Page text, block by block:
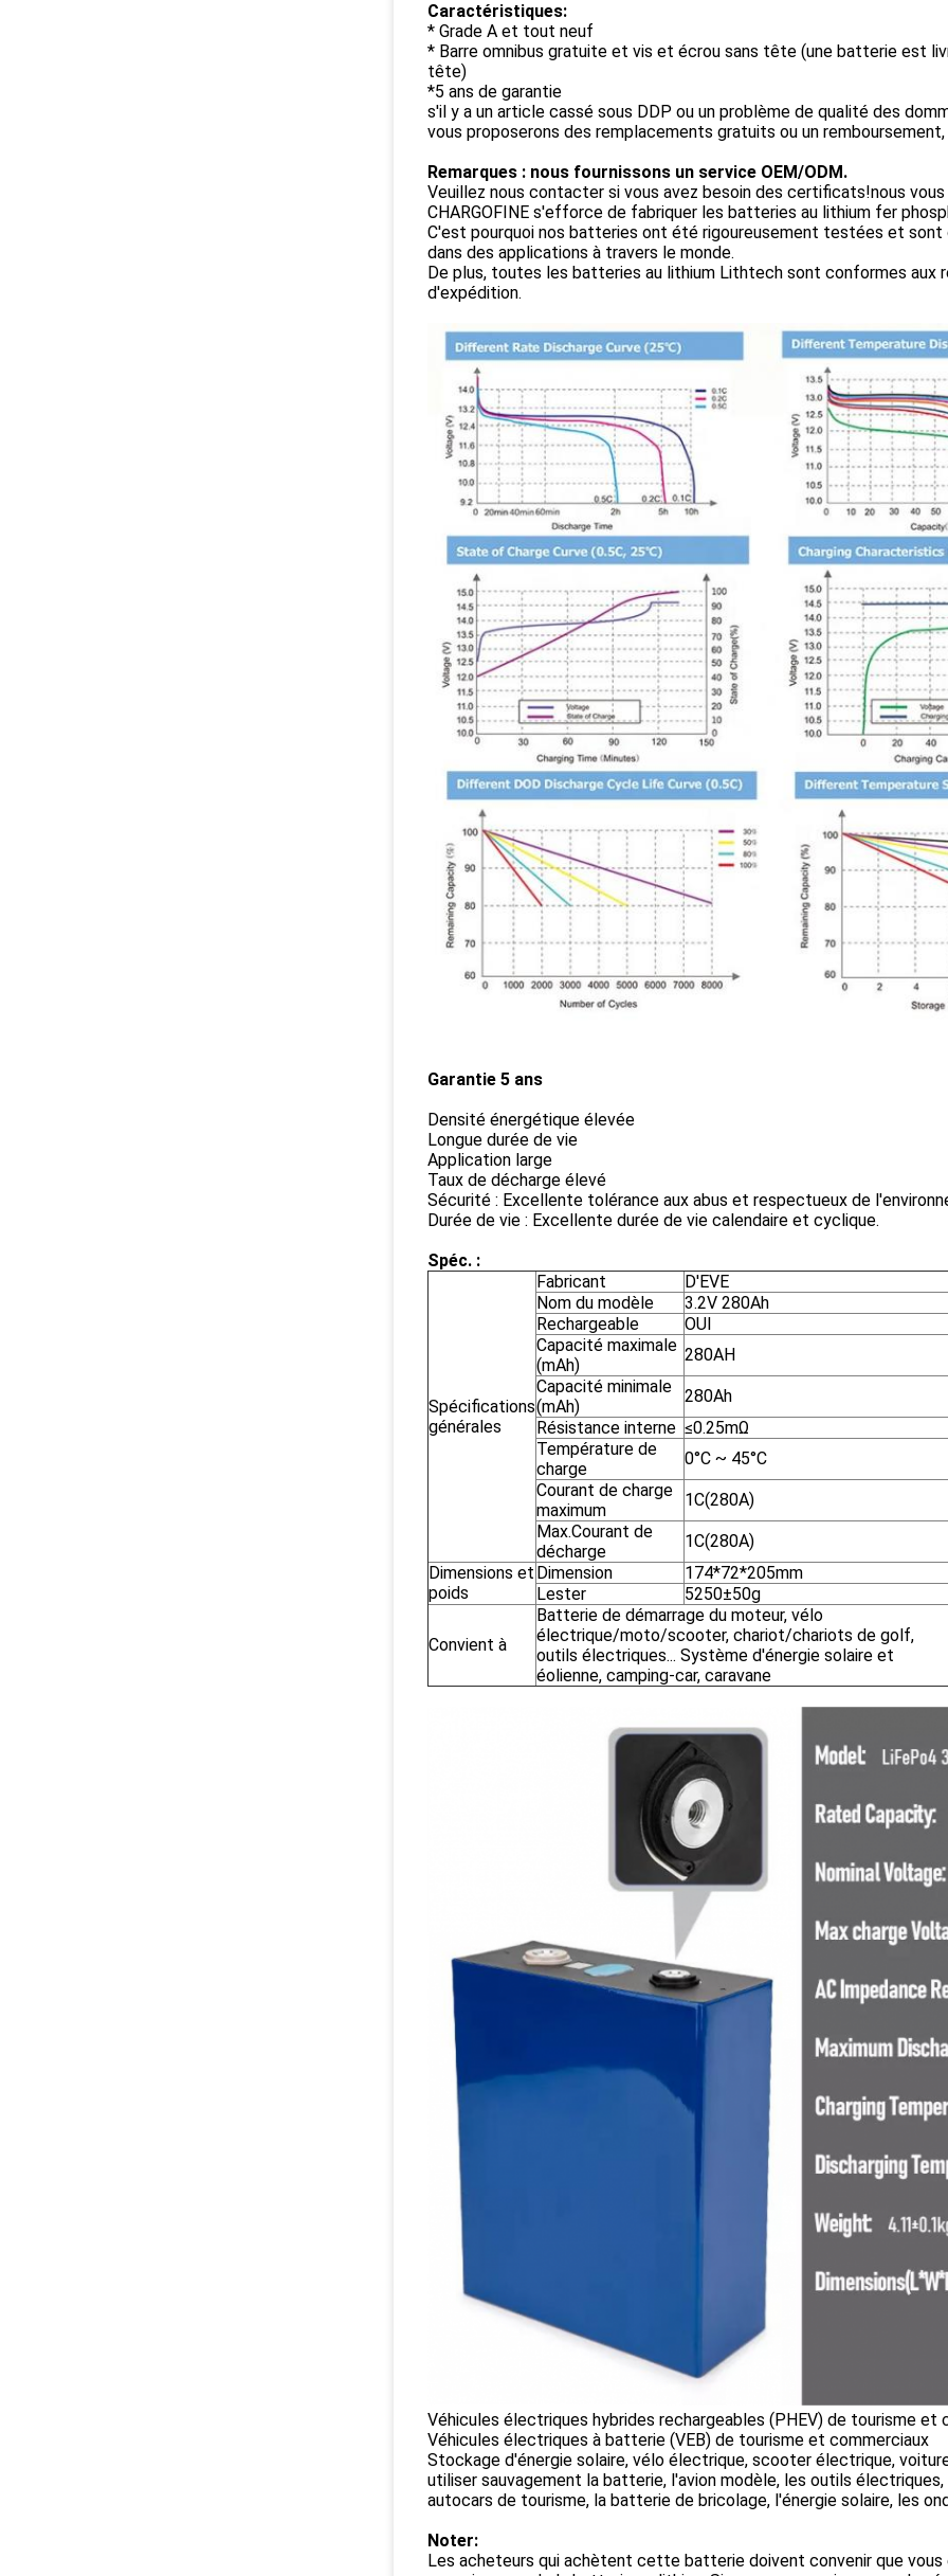
Caractéristiques:
* Grade A et tout neuf
* Barre omnibus gratuite et vis et écrou sans tête (une batterie est
tête)
*5 ans de garantie
s'il y a un article cassé sous DDP ou un problème de qualité des
vous proposerons des remplacements gratuits ou un
Remarques : nous fournissons un service OEM/ODM.
Veuillez nous contacter si vous avez besoin des certificats!nous vous
CHARGOFINE s'efforce de fabriquer les batteries au lithium fer
C'est pourquoi nos batteries ont été rigoureusement testées et
dans des applications à travers le monde.
De plus, toutes les batteries au lithium Lithtech sont conformes aux
d'expédition.
Garantie 5 ans
Densité énergétique élevée
Longue durée de vie
Application large
Taux de décharge élevé
Sécurité : Excellente tolérance aux abus et respectueux de
Durée de vie : Excellente durée de vie calendaire et cyclique.
Spéc. :
Spécifications
générales
Fabricant
D'EVE
Nom du modèle
3.2V 280Ah
Rechargeable
OUI
Capacité maximale
(mAh)
280AH
Capacité minimale
(mAh)
280Ah
Résistance interne ≤0.25mΩ
Température de
charge
0°C ~ 45°C
Courant de charge
maximum
1C(280A)
Max.Courant de
décharge
1C(280A)
Dimensions et
poids
Dimension
174*72*205mm
Lester
5250±50g
Convient à
Batterie de démarrage du moteur, vélo
électrique/moto/scooter, chariot/chariots de golf,
outils électriques... Système d'énergie solaire et
éolienne, camping-car, caravane
Véhicules électriques hybrides rechargeables (PHEV) de tourisme et
Véhicules électriques à batterie (VEB) de tourisme et commerciaux
Stockage d'énergie solaire, vélo électrique, scooter électrique,
utiliser sauvagement la batterie, l'avion modèle, les outils
autocars de tourisme, la batterie de bricolage, l'énergie solaire, les
Noter:
Les acheteurs qui achètent cette batterie doivent convenir que